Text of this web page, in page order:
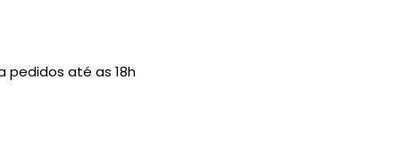
pedidos até as 18h